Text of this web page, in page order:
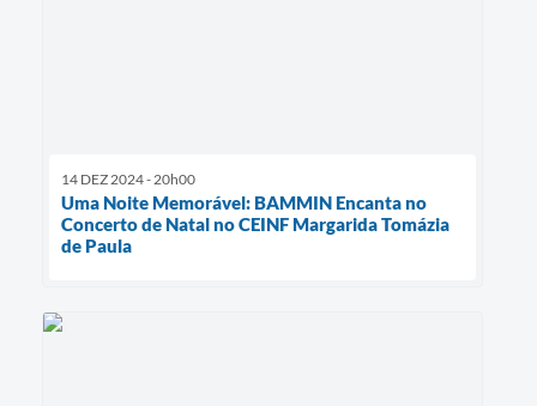
14 DEZ 2024 - 20h00
Uma Noite Memorável: BAMMIN Encanta no
Concerto de Natal no CEINF Margarida Tomázia
de Paula